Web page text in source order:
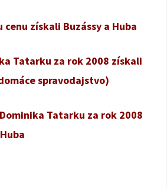
cenu získali Buzássy a Huba
Tatarku za rok 2008 získali
spravodajstvo)
Tatarku za rok 2008